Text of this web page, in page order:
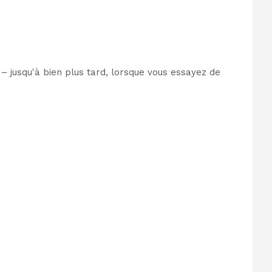
bien plus tard, lorsque vous essayez de